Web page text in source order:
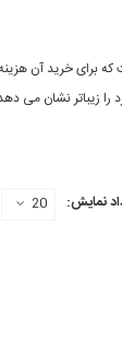
که برای خرید آن
زیباتر نشان می
نمایش: 20